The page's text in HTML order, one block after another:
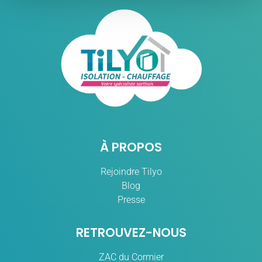
À PROPOS
Rejoindre Tilyo
Blog
Presse
RETROUVEZ-NOUS
ZAC du Cormier